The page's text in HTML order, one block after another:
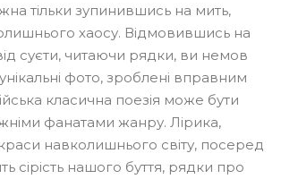
тільки зупинившись на мить,
хаосу. Відмовившись на
суєти, читаючи рядки, ви немов
фото, зроблені вправним
класична поезія може бути
фанатами жанру. Лірика,
навколишнього світу, посеред
сірість нашого буття, рядки про